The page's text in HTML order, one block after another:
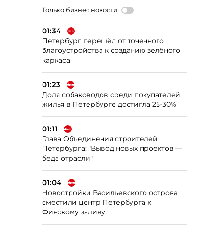
Только бизнес новости
01:34
Петербург перешёл от точечного
благоустройства к созданию зелёного
каркаса
01:23
Доля собаководов среди покупателей
жилья в Петербурге достигла 25-30%
01:11
Глава Объединения строителей
Петербурга: "Вывод новых проектов —
беда отрасли"
01:04
Новостройки Васильевского острова
сместили центр Петербурга к
Финскому заливу